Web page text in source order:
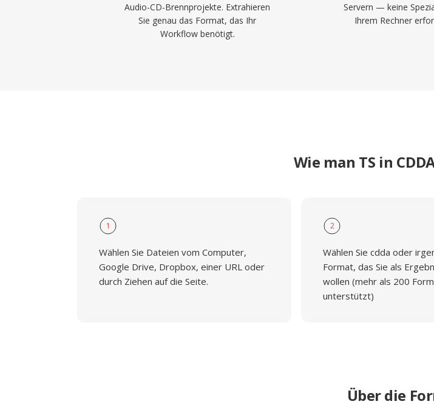
Audio-CD-Brennprojekte. Extrahieren
Sie genau das Format, das Ihr
Workflow benötigt.
Servern — keine
Ihrem Rechner
Wie man TS in
1
Wählen Sie Dateien vom Computer,
Google Drive, Dropbox, einer URL oder
durch Ziehen auf die Seite.
2
Wählen Sie cdda oder
Format, das Sie als
wollen (mehr als 200
unterstützt)
Über die